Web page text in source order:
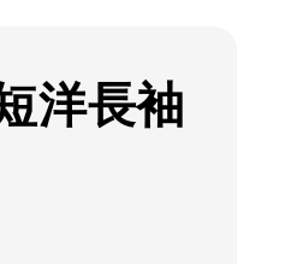
洋長袖